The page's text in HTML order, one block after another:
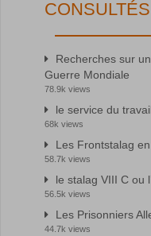
CONSULTÉS
Recherches sur
Guerre Mondiale
78.9k views
le service du
68k views
Les Frontstalag
58.7k views
le stalag VIII C ou
56.5k views
Les Prisonniers
44.7k views